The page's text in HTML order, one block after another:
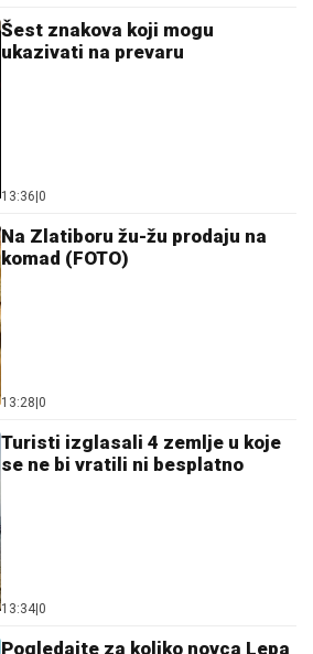
Šest znakova koji mogu
ukazivati na prevaru
13:36 0
Na Zlatiboru žu-žu prodaju na
komad (FOTO)
13:28 0
Turisti izglasali 4 zemlje u koje
se ne bi vratili ni besplatno
13:34 0
Pogledajte za koliko novca Lepa